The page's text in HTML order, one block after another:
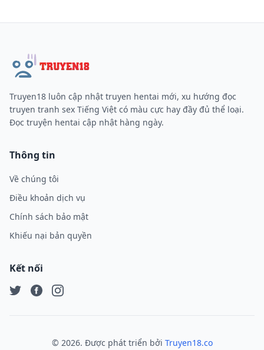
Truyen18 luôn cập nhật truyen hentai mới, xu hướng đọc
truyen tranh sex Tiếng Việt có màu cực hay đầy đủ thể loại.
Đọc truyện hentai cập nhật hàng ngày.
Thông tin
Về chúng tôi
Điều khoản dịch vụ
Chính sách bảo mật
Khiếu nại bản quyền
Kết nối
© 2026. Được phát triển bởi Truyen18.co